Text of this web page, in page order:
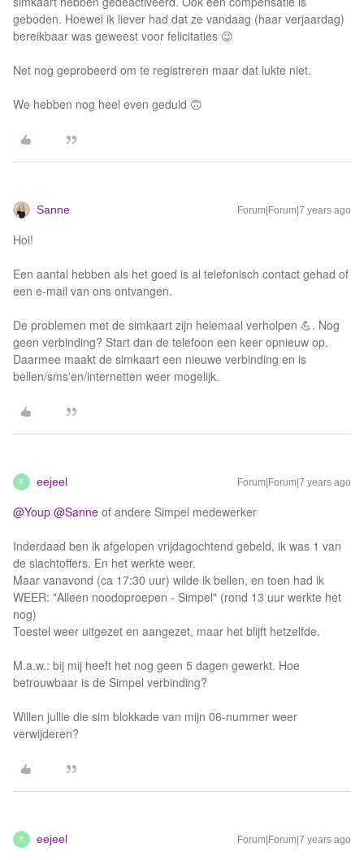
geboden. Hoewel ik liever had dat ze vandaag (haar verjaardag)
bereikbaar was geweest voor felicitaties 😉
Net nog geprobeerd om te registreren maar dat lukte niet.
We hebben nog heel even geduld 🙃
Sanne Forum|Forum|7 years ago
Hoi!
Een aantal hebben als het goed is al telefonisch contact gehad of
een e-mail van ons ontvangen.
De problemen met de simkaart zijn helemaal verholpen 💪. Nog
geen verbinding? Start dan de telefoon een keer opnieuw op.
Daarmee maakt de simkaart een nieuwe verbinding en is
bellen/sms'en/internetten weer mogelijk.
E eejeel Forum|Forum|7 years ago
@Youp @Sanne of andere Simpel medewerker
Inderdaad ben ik afgelopen vrijdagochtend gebeld, ik was 1 van
de slachtoffers. En het werkte weer.
Maar vanavond (ca 17:30 uur) wilde ik bellen, en toen had ik
WEER: "Alleen noodoproepen - Simpel" (rond 13 uur werkte het
nog)
Toestel weer uitgezet en aangezet, maar het blijft hetzelfde.
M.a.w.: bij mij heeft het nog geen 5 dagen gewerkt. Hoe
betrouwbaar is de Simpel verbinding?
Willen jullie die sim blokkade van mijn 06-nummer weer
verwijderen?
E eejeel Forum|Forum|7 years ago